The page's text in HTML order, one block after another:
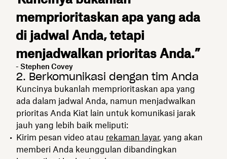
memprioritaskan apa yang ada
di jadwal Anda, tetapi
menjadwalkan prioritas Anda.”
- Stephen Covey
2. Berkomunikasi dengan tim Anda
Kuncinya bukanlah memprioritaskan apa yang
ada dalam jadwal Anda, namun menjadwalkan
prioritas Anda Kiat lain untuk komunikasi jarak
jauh yang lebih baik meliputi:
Kirim pesan video atau rekaman layar, yang akan
memberi Anda keunggulan dibandingkan